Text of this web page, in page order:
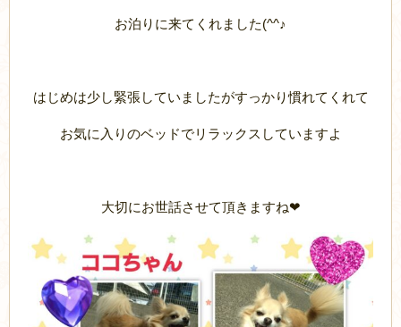
お泊りに来てくれました(^^♪
はじめは少し緊張していましたがすっかり慣れてくれて
お気に入りのベッドでリラックスしていますよ
大切にお世話させて頂きますね❤